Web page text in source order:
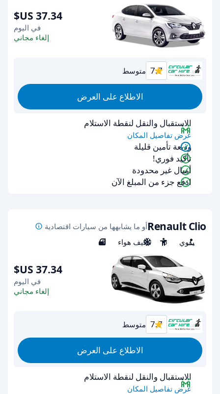
في اليوم
إلغاء مجاني
7.7 متوسط
الاطلاع على العرض
الاستقبال والنقل لنقطة الاستلام
عرض تفاصيل المكان
وديعة تأمين قليلة
تأكيد فوري!
أميال غير محدودة
ادفع جزء من المبلغ الآن
Renault Clioأو ما يشابهها من سيارات اقتصادية
يدوي
5 مكيف هواء 5
في اليوم
إلغاء مجاني
7.7 متوسط
الاطلاع على العرض
الاستقبال والنقل لنقطة الاستلام
عرض تفاصيل المكان